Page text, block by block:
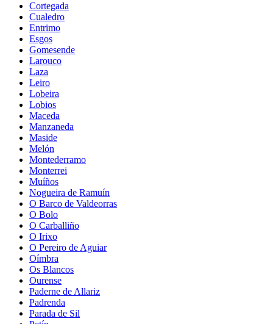
Cortegada
Cualedro
Entrimo
Esgos
Gomesende
Larouco
Laza
Leiro
Lobeira
Lobios
Maceda
Manzaneda
Maside
Melón
Montederramo
Monterrei
Muíños
Nogueira de Ramuín
O Barco de Valdeorras
O Bolo
O Carballiño
O Irixo
O Pereiro de Aguiar
Oímbra
Os Blancos
Ourense
Paderne de Allariz
Padrenda
Parada de Sil